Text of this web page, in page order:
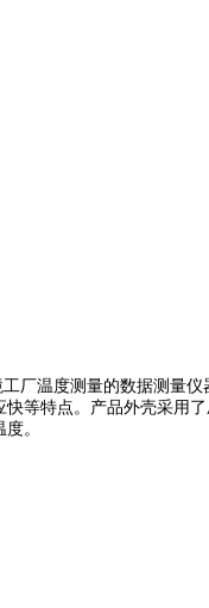
厂温度测量的数据测量
等特点。产品外壳采用
。